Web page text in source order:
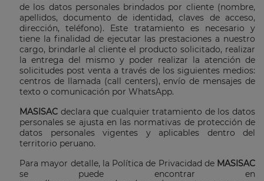
de los datos personales brindados por cliente (nombre,
apellidos, documento de identidad, claves de acceso,
dirección, teléfono). Este tratamiento es necesario y
tiene la finalidad de ejecutar las prestaciones a nuestro
cargo, brindarle al cliente el producto solicitado, realizar
la entrega del mismo y poder realizar la atención de
solicitudes post venta a través de los siguientes medios:
centros de llamada (call centers), envío de mensajes de
texto o comunicación por WhatsApp.
MASISAC declara que cualquier tratamiento de los datos
personales se ajusta en las normativas de protección de
datos personales vigentes y aplicables dentro del
territorio peruano.
Para mayor detalle, la Política de Privacidad de MASISAC
se puede encontrar en